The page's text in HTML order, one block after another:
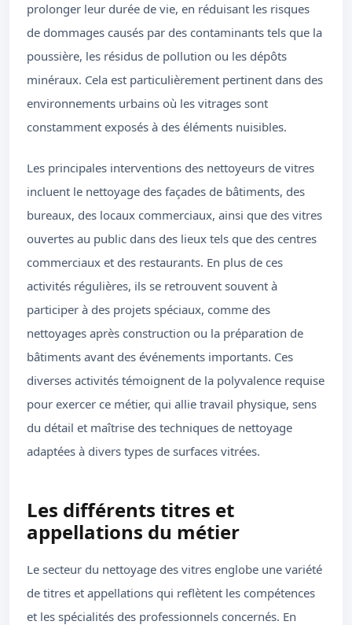
prolonger leur durée de vie, en réduisant les risques
de dommages causés par des contaminants tels que la
poussière, les résidus de pollution ou les dépôts
minéraux. Cela est particulièrement pertinent dans des
environnements urbains où les vitrages sont
constamment exposés à des éléments nuisibles.
Les principales interventions des nettoyeurs de vitres
incluent le nettoyage des façades de bâtiments, des
bureaux, des locaux commerciaux, ainsi que des vitres
ouvertes au public dans des lieux tels que des centres
commerciaux et des restaurants. En plus de ces
activités régulières, ils se retrouvent souvent à
participer à des projets spéciaux, comme des
nettoyages après construction ou la préparation de
bâtiments avant des événements importants. Ces
diverses activités témoignent de la polyvalence requise
pour exercer ce métier, qui allie travail physique, sens
du détail et maîtrise des techniques de nettoyage
adaptées à divers types de surfaces vitrées.
Les différents titres et
appellations du métier
Le secteur du nettoyage des vitres englobe une variété
de titres et appellations qui reflètent les compétences
et les spécialités des professionnels concernés. En